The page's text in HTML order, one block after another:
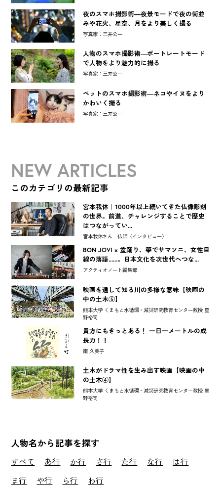
夜のスマホ撮影術―夜景モードで夜の街並
みや花火、星空、月をより美しく撮る
写真家：三井公一
人物のスマホ撮影術―ポートレートモード
で人物をより魅力的に撮る
写真家：三井公一
ペットのスマホ撮影術―ネコやイヌをより
かわいく撮る
写真家：三井公一
NEW ARTICLES
このカテゴリの最新記事
宮本我休｜1000年以上続いてきた仏像彫刻
の世界。前進、チャレンジすることで歴史
はつながってい...
宮本我休さん 仏師〈インタビュー〉
BON JOVI × 盆踊り、箏でサマソニ、女性目
線の落語......。日本文化を次世代へつな...
アクティオノート編集部
映画を通して知る川の多様な意味【映画の
中の土木⑤】
熊本大学 くまもと水循環・減災研究教育センター教授 星
野裕司
貴方にもきっとある！ 一日一メートルの成
長力！！
南 久美子
土木がドラマ性を生み出す映画【映画の中
の土木④】
熊本大学 くまもと水循環・減災研究教育センター教授 星
野裕司
人物名から記事を探す
すべて あ行 か行 さ行 た行 な行
は行
ま行
や行 ら行 わ行